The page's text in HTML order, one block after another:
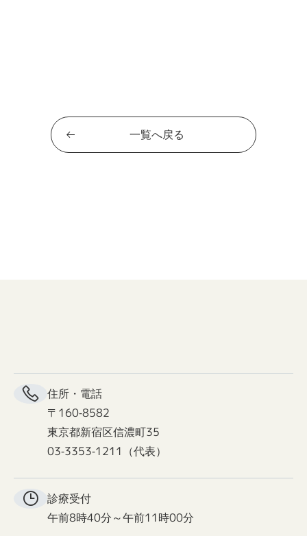
一覧へ戻る
住所・電話
〒160-8582
東京都新宿区信濃町35
03-3353-1211（代表）
診療受付
午前8時40分～午前11時00分